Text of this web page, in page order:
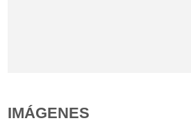
IMÁGENES